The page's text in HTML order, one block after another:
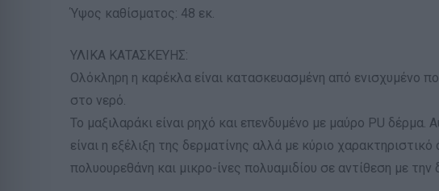
Ύψος καθίσματος: 48 εκ.
ΥΛΙΚΑ ΚΑΤΑΣΚΕΥΗΣ:
Ολόκληρη η καρέκλα είναι κατασκευασμένη από ενισχυμένο
στο νερό.
Το μαξιλαράκι είναι ρηχό και επενδυμένο με μαύρο PU
είναι η εξέλιξη της δερματίνης αλλά με κύριο
πολυουρεθάνη και μικρο-ίνες πολυαμιδίου σε αντίθεση με